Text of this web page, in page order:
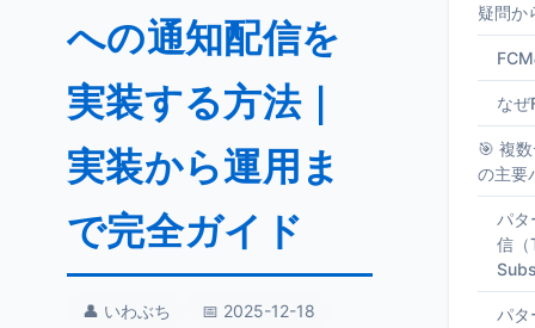
への通知配信を
実装する方法｜
実装から運用ま
で完全ガイド
👤 いわぶち
📅 2025-12-18
疑問か
な
🎯 複
の主要
パタ
信（
パタ